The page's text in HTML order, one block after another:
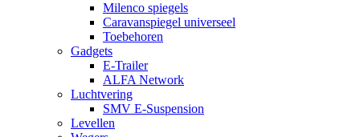
Milenco spiegels
Caravanspiegel universeel
Toebehoren
Gadgets
E-Trailer
ALFA Network
Luchtvering
SMV E-Suspension
Levellen